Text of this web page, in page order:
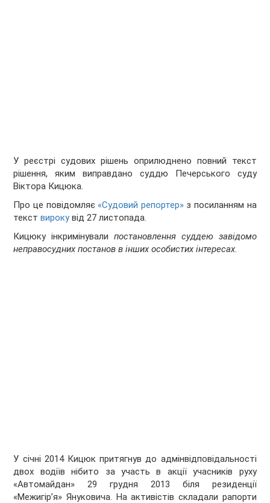
У реєстрі судових рішень оприлюднено повний текст
рішення, яким виправдано суддю Печерського суду
Віктора Кицюка.
Про це повідомляє «Судовий репортер»з посиланням на
текствирокувід 27 листопада.
Кицюку інкримінували постановлення суддею завідомо
неправосудних постанов в інших особистих інтересах.
У січні 2014 Кицюк притягнув до адмінвідповідальності
двох водіїв нібито за участь в акції учасників руху
«Автомайдан» 29 грудня 2013 біля резиденції
«Межигір’я» Януковича. На активістів складали рапорти